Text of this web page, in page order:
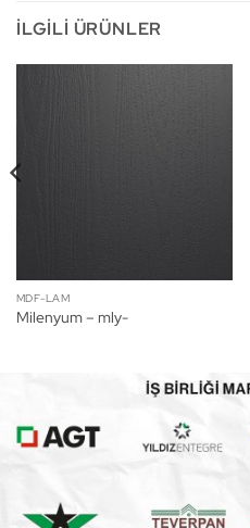
İLGILI ÜRÜNLER
MDF-LAM
Milenyum – mly-